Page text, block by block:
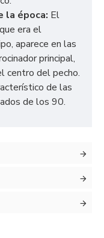
la época: El
era el
aparece en las
principal,
centro del pecho.
de las
de los 90.